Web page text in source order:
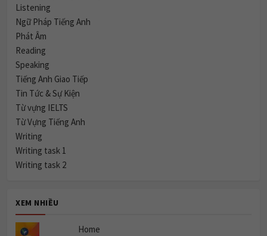
Listening
Ngữ Pháp Tiếng Anh
Phát Âm
Reading
Speaking
Tiếng Anh Giao Tiếp
Tin Tức & Sự Kiện
Từ vựng IELTS
Từ Vựng Tiếng Anh
Writing
Writing task 1
Writing task 2
XEM NHIỀU
Home